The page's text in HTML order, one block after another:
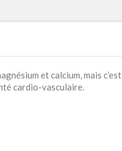
et calcium, mais c’est
cardio-vasculaire.